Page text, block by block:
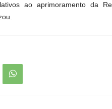
ao aprimoramento da